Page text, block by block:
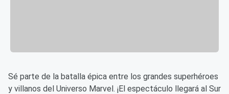
Sé parte de la batalla épica entre los grandes superhéroes
y villanos del Universo Marvel. ¡El espectáculo llegará al Sur